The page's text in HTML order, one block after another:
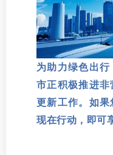
为助力绿色出
市正积极推进
更新工作。如果
现在行动，即可